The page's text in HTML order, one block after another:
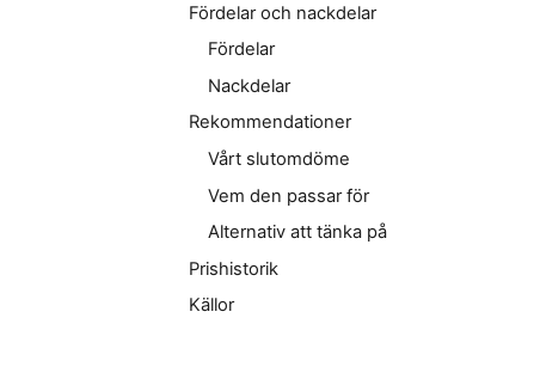
Fördelar och nackdelar
Fördelar
Nackdelar
Rekommendationer
Vårt slutomdöme
Vem den passar för
Alternativ att tänka på
Prishistorik
Källor